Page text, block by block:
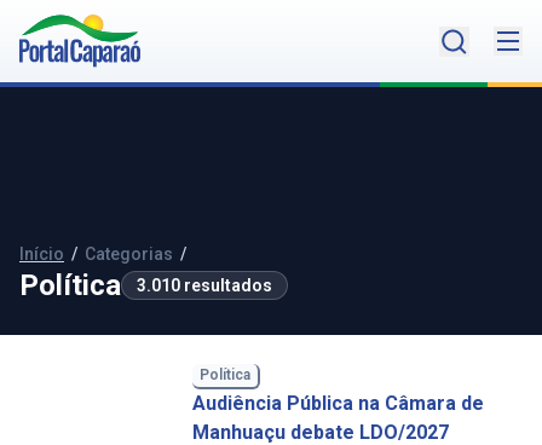
Início / Categorias /
Política 3.010 resultados
Política
Audiência Pública na Câmara de
Manhuaçu debate LDO/2027